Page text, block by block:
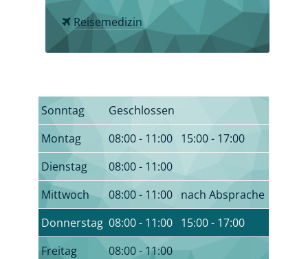
Reisemedizin
Sonntag
Geschlossen
Montag
08:00 - 11:00 15:00 - 17:00
Dienstag
08:00 - 11:00
Mittwoch
08:00 - 11:00 nach Absprache
Donnerstag 08:00 - 11:00 15:00 - 17:00
Freitag
08:00 - 11:00